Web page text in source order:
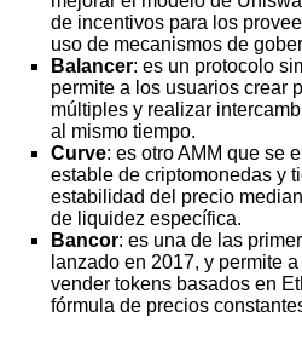
de incentivos para los
uso de mecanismos de
Balancer: es un protocolo
permite a los usuarios crear
múltiples y realizar
al mismo tiempo.
Curve: es otro AMM que se
estable de criptomonedas y
estabilidad del precio
de liquidez específica.
Bancor: es una de las
lanzado en 2017, y permite
vender tokens basados en
fórmula de precios